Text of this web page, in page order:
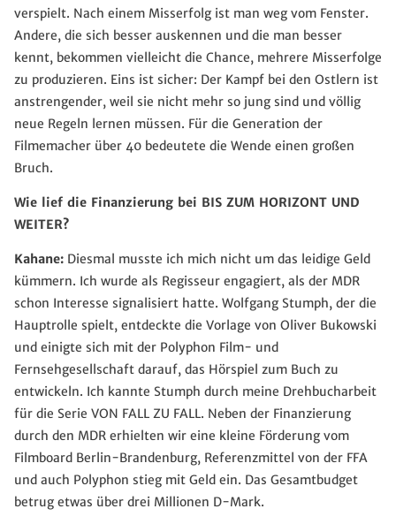
verspielt. Nach einem Misserfolg ist man weg vom Fenster.
Andere, die sich besser auskennen und die man besser
kennt, bekommen vielleicht die Chance, mehrere Misserfolge
zu produzieren. Eins ist sicher: Der Kampf bei den Ostlern ist
anstrengender, weil sie nicht mehr so jung sind und völlig
neue Regeln lernen müssen. Für die Generation der
Filmemacher über 40 bedeutete die Wende einen großen
Bruch.
Wie lief die Finanzierung bei BIS ZUM HORIZONT UND
WEITER?
Kahane: Diesmal musste ich mich nicht um das leidige Geld
kümmern. Ich wurde als Regisseur engagiert, als der MDR
schon Interesse signalisiert hatte. Wolfgang Stumph, der die
Hauptrolle spielt, entdeckte die Vorlage von Oliver Bukowski
und einigte sich mit der Polyphon Film- und
Fernsehgesellschaft darauf, das Hörspiel zum Buch zu
entwickeln. Ich kannte Stumph durch meine Drehbucharbeit
für die Serie VON FALL ZU FALL. Neben der Finanzierung
durch den MDR erhielten wir eine kleine Förderung vom
Filmboard Berlin-Brandenburg, Referenzmittel von der FFA
und auch Polyphon stieg mit Geld ein. Das Gesamtbudget
betrug etwas über drei Millionen D-Mark.